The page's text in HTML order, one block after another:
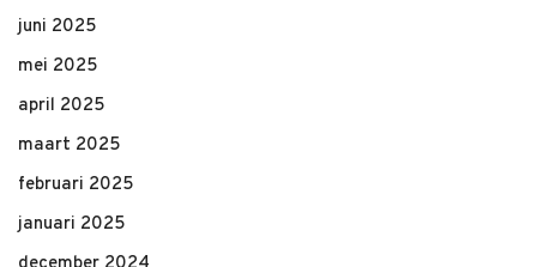
juni 2025
mei 2025
april 2025
maart 2025
februari 2025
januari 2025